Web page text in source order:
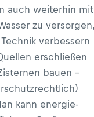
auch weiterhin mit
zu versorgen,
verbessern
erschließen
bauen –
kann energie-